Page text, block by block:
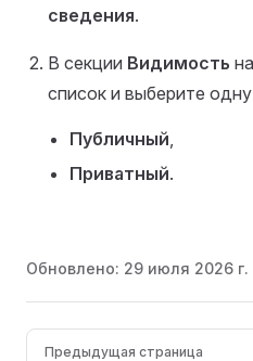
сведения.
В секции Видимость
список и выберите
Публичный,
Приватный.
Обновлено: 29 июля 2026 г.
Pager
Предыдущая страница